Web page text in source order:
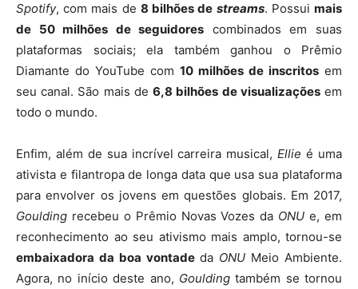
Spotify, com mais de 8 bilhões de streams. Possuimais
de 50 milhões de seguidores combinados em suas
plataformas sociais; ela também ganhou o Prêmio
Diamante do YouTube com 10 milhões de inscritos em
seu canal. São mais de6,8 bilhões de visualizaçõesem
todo o mundo.
Enfim, além de sua incrível carreira musical,Ellie é uma
ativista e filantropa de longa data que usa sua plataforma
para envolver os jovens em questões globais. Em 2017,
Goulding recebeu o Prêmio Novas Vozes da ONU e, em
reconhecimento ao seu ativismo mais amplo, tornou-se
embaixadora da boa vontadeda ONU Meio Ambiente.
Agora, no início deste ano, Gouldingtambém se tornou